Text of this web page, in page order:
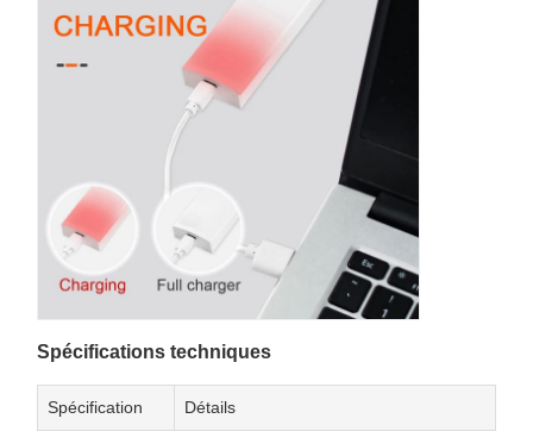
Spécifications techniques
Spécification Détails